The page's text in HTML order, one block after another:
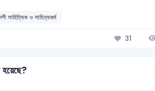
সাহিত্যিক ও সাহিত্যকর্ম
31
হয়েছে?